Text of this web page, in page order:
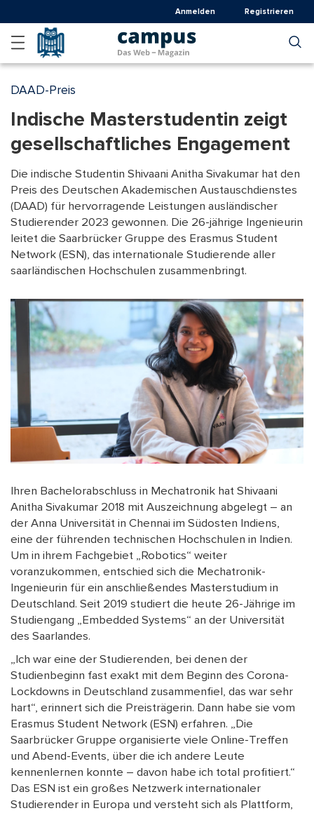
zum
Inhalt
Anmelden Registrieren
DAAD-Preis
Indische Masterstudentin zeigt
gesellschaftliches Engagement
Die indische Studentin Shivaani Anitha Sivakumar hat den
Preis des Deutschen Akademischen Austauschdienstes
(DAAD) für hervorragende Leistungen ausländischer
Studierender 2023 gewonnen. Die 26-jährige Ingenieurin
leitet die Saarbrücker Gruppe des Erasmus Student
Network (ESN), das internationale Studierende aller
saarländischen Hochschulen zusammenbringt.
Ihren Bachelorabschluss in Mechatronik hat Shivaani
Anitha Sivakumar 2018 mit Auszeichnung abgelegt – an
der Anna Universität in Chennai im Südosten Indiens,
eine der führenden technischen Hochschulen in Indien.
Um in ihrem Fachgebiet „Robotics“ weiter
voranzukommen, entschied sich die Mechatronik-
Ingenieurin für ein anschließendes Masterstudium in
Deutschland. Seit 2019 studiert die heute 26-Jährige im
Studiengang „Embedded Systems“ an der Universität
des Saarlandes.
„Ich war eine der Studierenden, bei denen der
Studienbeginn fast exakt mit dem Beginn des Corona-
Lockdowns in Deutschland zusammenfiel, das war sehr
hart“, erinnert sich die Preisträgerin. Dann habe sie vom
Erasmus Student Network (ESN) erfahren. „Die
Saarbrücker Gruppe organisierte viele Online-Treffen
und Abend-Events, über die ich andere Leute
kennenlernen konnte – davon habe ich total profitiert.“
Das ESN ist ein großes Netzwerk internationaler
Studierender in Europa und versteht sich als Plattform,